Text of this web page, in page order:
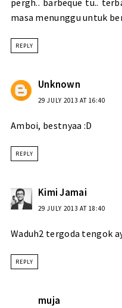
pergh.. barbeque tu..
masa menunggu untuk
REPLY
Unknown
29 JULY 2013 AT 16:40
Amboi, bestnyaa :D
REPLY
Kimi Jamai
29 JULY 2013 AT 18:40
Waduh2 tergoda tengok
REPLY
muja